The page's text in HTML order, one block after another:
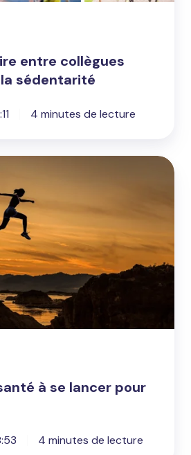
entre collègues
sédentarité
4 minutes de lecture
à se lancer pour
4 minutes de lecture